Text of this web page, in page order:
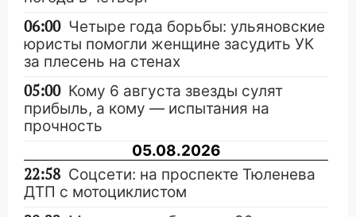
06:00 Четыре года борьбы: ульяновские
юристы помогли женщине засудить УК
за плесень на стенах
05:00 Кому 6 августа звезды сулят
прибыль, а кому — испытания на
прочность
05.08.2026
22:58 Соцсети: на проспекте Тюленева
ДТП с мотоциклистом